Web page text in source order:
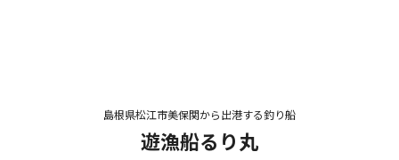
島根県松江市美保関から出港する釣り船
遊漁船るり丸